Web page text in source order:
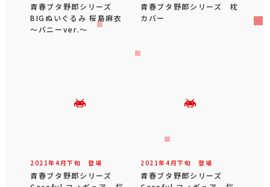
青春ブタ野郎シリーズ
BIGぬいぐるみ 桜島麻衣
～バニーver.～
青春ブタ野郎シリーズ 枕
カバー
2021年4 月下旬 登場
青春ブタ野郎シリーズ
2021年4 月下旬 登場
青春ブタ野郎シリーズ